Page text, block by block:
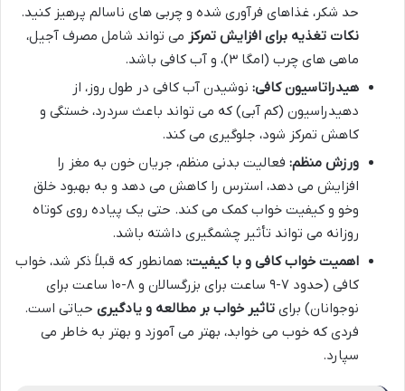
حد شکر، غذاهای فرآوری شده و چربی های ناسالم پرهیز کنید.
نکات تغذیه برای افزایش تمرکز می تواند شامل مصرف آجیل،
ماهی های چرب (امگا ۳)، و آب کافی باشد.
هیدراتاسیون کافی: نوشیدن آب کافی در طول روز، از
دهیدراسیون (کم آبی) که می تواند باعث سردرد، خستگی و
کاهش تمرکز شود، جلوگیری می کند.
ورزش منظم: فعالیت بدنی منظم، جریان خون به مغز را
افزایش می دهد، استرس را کاهش می دهد و به بهبود خلق
وخو و کیفیت خواب کمک می کند. حتی یک پیاده روی کوتاه
روزانه می تواند تأثیر چشمگیری داشته باشد.
اهمیت خواب کافی و با کیفیت: همانطور که قبلاً ذکر شد، خواب
کافی (حدود ۷-۹ ساعت برای بزرگسالان و ۸-۱۰ ساعت برای
نوجوانان) برای تاثیر خواب بر مطالعه و یادگیری حیاتی است.
فردی که خوب می خوابد، بهتر می آموزد و بهتر به خاطر می
سپارد.